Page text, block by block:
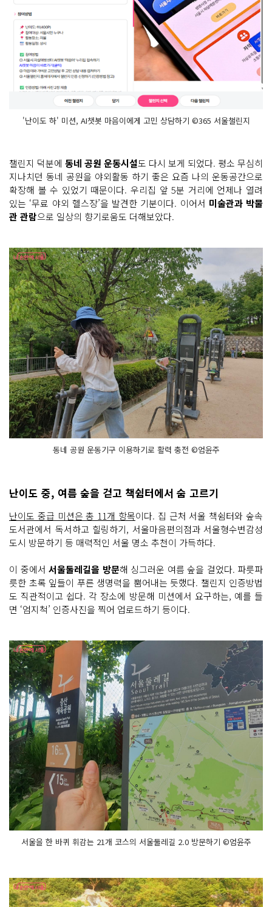
'난이도 하' 미션, AI챗봇 마음이에게 고민 상담하기 ©365 서울챌린지
챌린지 덕분에 동네 공원 운동시설도 다시 보게 되었다. 평소 무심히
지나치던 동네 공원을 야외활동 하기 좋은 요즘 나의 운동공간으로
확장해 볼 수 있었기 때문이다. 우리집 앞 5분 거리에 언제나 열려
있는 ‘무료 야외 헬스장’을 발견한 기분이다. 이어서 미술관과 박물
관 관람으로 일상의 향기로움도 더해보았다.
동네 공원 운동기구 이용하기로 활력 충전 ©엄윤주
난이도 중, 여름 숲을 걷고 책쉼터에서 숨 고르기
난이도 중급 미션은 총 11개 항목이다. 집 근처 서울 책쉼터와 숲속
도서관에서 독서하고 힐링하기, 서울마음편의점과 서울형수변감성
도시 방문하기 등 매력적인 서울 명소 추천이 가득하다.
이 중에서 서울둘레길을 방문해 싱그러운 여름 숲을 걸었다. 파릇파
릇한 초록 잎들이 푸른 생명력을 뿜어내는 듯했다. 챌린지 인증방법
도 직관적이고 쉽다. 각 장소에 방문해 미션에서 요구하는, 예를 들
면 ‘엄지척’ 인증사진을 찍어 업로드하기 등이다.
서울을 한 바퀴 휘감는 21개 코스의 서울둘레길 2.0 방문하기 ©엄윤주